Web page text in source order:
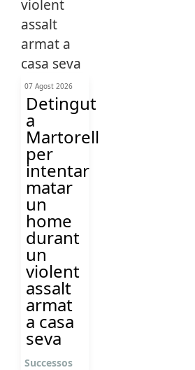
07 Agost 2026
Detingut
a
Martorell
per
intentar
matar
un
home
durant
un
violent
assalt
armat
a casa
seva
Successos